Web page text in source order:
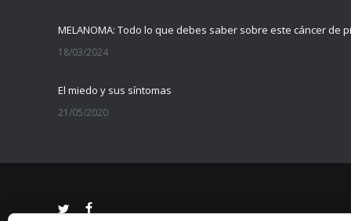
MELANOMA: Todo lo que debes saber sobre este cáncer de
18/03/2024
El miedo y sus síntomas
21/05/2020
Cómo afrontar la vuelta a la rutina tras el final del verano